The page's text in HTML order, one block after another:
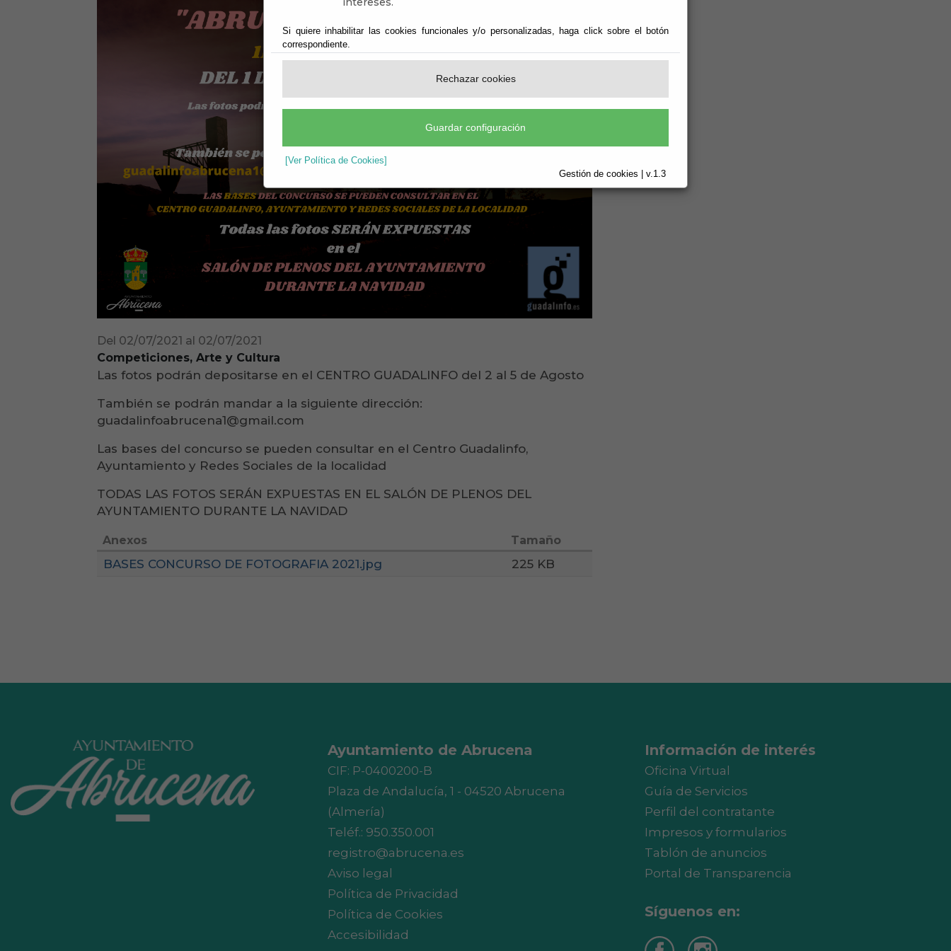
Si quiere inhabilitar las cookies funcionales y/o personalizadas, haga click sobre el botón
correspondiente.
Rechazar cookies
Guardar configuración
[Ver Política de Cookies]
Gestión de cookies | v.1.3
Del 02/07/2021 al 02/07/2021
Competiciones, Arte y Cultura
Las fotos podrán depositarse en el CENTRO GUADALINFO del 2 al 5 de Agosto
También se podrán mandar a la siguiente dirección:
guadalinfoabrucena1@gmail.com
Las bases del concurso se pueden consultar en el Centro Guadalinfo,
Ayuntamiento y Redes Sociales de la localidad
TODAS LAS FOTOS SERÁN EXPUESTAS EN EL SALÓN DE PLENOS DEL
AYUNTAMIENTO DURANTE LA NAVIDAD
Anexos Tamaño
BASES CONCURSO DE FOTOGRAFIA 2021.jpg 225 KB
Ayuntamiento de Abrucena
CIF: P-0400200-B
Plaza de Andalucía, 1 - 04520 Abrucena
(Almería)
Teléf.: 950.350.001
registro@abrucena.es
Aviso legal
Política de Privacidad
Política de Cookies
Accesibilidad
Información de interés
Oficina Virtual
Guía de Servicios
Perfil del contratante
Impresos y formularios
Tablón de anuncios
Portal de Transparencia
Síguenos en: